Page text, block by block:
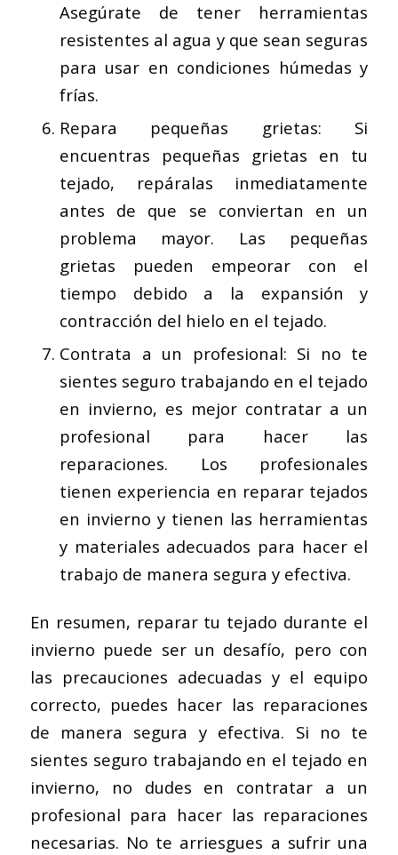
Asegúrate de tener herramientas
resistentes al agua y que sean seguras
para usar en condiciones húmedas y
frías.
Repara pequeñas grietas: Si
encuentras pequeñas grietas en tu
tejado, repáralas inmediatamente
antes de que se conviertan en un
problema mayor. Las pequeñas
grietas pueden empeorar con el
tiempo debido a la expansión y
contracción del hielo en el tejado.
Contrata a un profesional: Si no te
sientes seguro trabajando en el tejado
en invierno, es mejor contratar a un
profesional para hacer las
reparaciones. Los profesionales
tienen experiencia en reparar tejados
en invierno y tienen las herramientas
y materiales adecuados para hacer el
trabajo de manera segura y efectiva.
En resumen, reparar tu tejado durante el
invierno puede ser un desafío, pero con
las precauciones adecuadas y el equipo
correcto, puedes hacer las reparaciones
de manera segura y efectiva. Si no te
sientes seguro trabajando en el tejado en
invierno, no dudes en contratar a un
profesional para hacer las reparaciones
necesarias. No te arriesgues a sufrir una